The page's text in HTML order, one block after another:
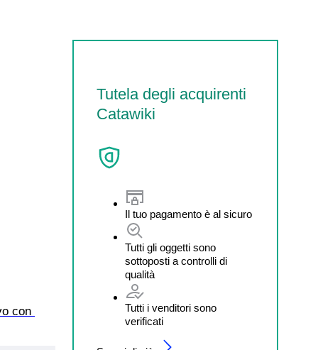
Tutela degli acquirenti
Catawiki
Il tuo pagamento è al sicuro
Tutti gli oggetti sono
sottoposti a controlli di
qualità
Tutti i venditori sono
verificati
con